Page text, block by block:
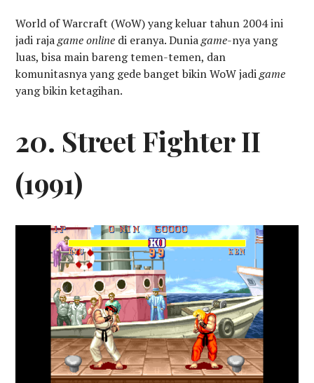
World of Warcraft (WoW) yang keluar tahun 2004 ini
jadi rajagame online di eranya. Duniagame-nya yang
luas, bisa main bareng temen-temen, dan
komunitasnya yang gede banget bikin WoW jadigame
yang bikin ketagihan.
20. Street Fighter II
(1991)